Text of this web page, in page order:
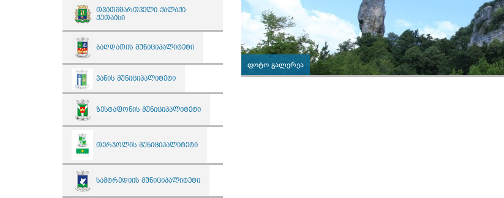
თვითმმართველი ქალაქი
ქუთაისი
ბაღდათის მუნიციპალიტეტი
ვანის მუნიციპალიტეტი
ზესტაფონის მუნიციპალიტეტი
თერჯოლის მუნიციპალიტეტი
სამტრედიის მუნიციპალიტეტი
ფოტო გალერეა